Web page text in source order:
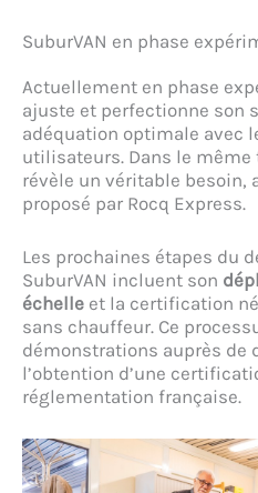
SuburVAN en phase
Actuellement en phase
ajuste et perfectionne son
adéquation optimale avec
utilisateurs. Dans le
révèle un véritable besoin,
proposé par Rocq Express.
Les prochaines étapes du
SuburVAN incluent son
échelle et la certification
sans chauffeur. Ce
démonstrations auprès de
l’obtention d’une
réglementation française.